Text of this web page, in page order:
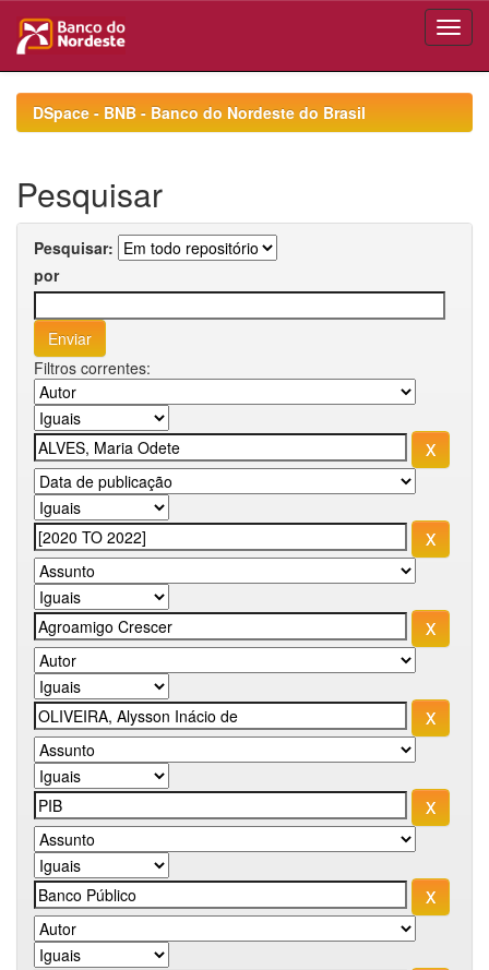
navigationDSpace - BNB - Banco do Nordeste do Brasil
Pesquisar
Pesquisar:
por
Filtros correntes: